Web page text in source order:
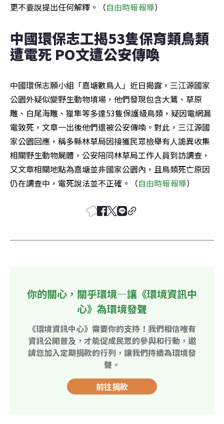
更不要說提出任何解釋。（自由時報報導）
中國環保志工揭53隻保育類鳥類
遭電死 PO文遭公安傳喚
中國環保志願小組「嘉塘數鳥人」近日揭露，三江源國家
公園外疑似變野生動物墳場，他們發現包含大鵟、草原
雕、白尾海雕、獵隼等多達53隻保護級鳥類，疑因電網漏
電致死，文章一出後他們還被公安傳喚。對此，三江源國
家公園回應，稱多縣林草局因接獲民眾檢舉有人詭異收集
相關野生動物屍體，公安陪同林草局工作人員到訪調查，
又文章相關地點為嘉塘並非國家公園內，且鳥類死亡原因
仍在調查中，電死說法並不正確。（自由時報報導）
你的關心，關乎環境—讓《環境資訊中
心》為環境發聲
《環境資訊中心》需要你的支持！我們相信唯有
資訊公開普及，才能促成民眾的參與和行動，邀
請您加入定期捐款的行列，讓我們持續為環境發
聲。
前往捐款